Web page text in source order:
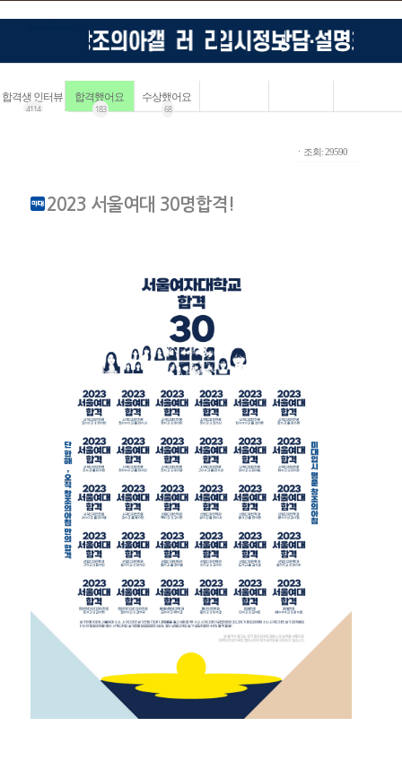
합격생 인터뷰
4114
합격했어요
183
수상했어요
68
ㆍ조회: 29590
2023 서울여대 30명합격!